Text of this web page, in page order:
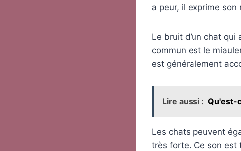
a peur, il exprime
Le bruit d’un chat
commun est le
est généralement
Lire aussi : Qu'est-
Les chats peuvent
très forte. Ce son est